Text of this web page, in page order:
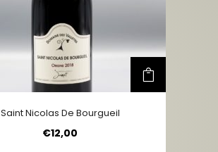
Saint Nicolas De Bourgueil
€12,00